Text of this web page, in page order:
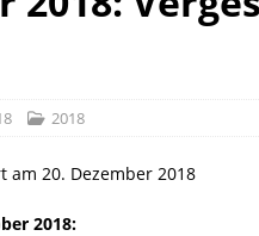
Linus, geboren 1.
2018
am 20. Dezember 2018
2018: